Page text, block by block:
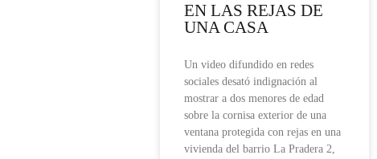
EN LAS REJAS DE
UNA CASA
Un video difundido en redes
sociales desató indignación al
mostrar a dos menores de edad
sobre la cornisa exterior de una
ventana protegida con rejas en una
vivienda del barrio La Pradera 2,